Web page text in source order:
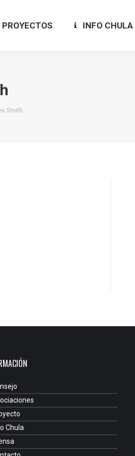
PROYECTOS INFO CHULA
Smith
Chula